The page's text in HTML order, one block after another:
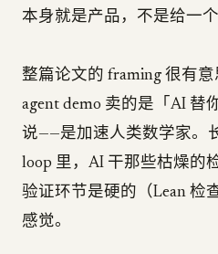
本身就是产品，不是给一个
整篇论文的 framing 很有意
agent demo 卖的是「AI 替
说——是加速人类数学家。
loop 里，AI 干那些枯燥的
验证环节是硬的（Lean 检
感觉。